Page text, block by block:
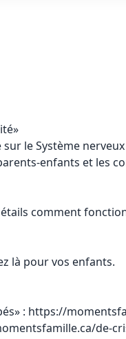
le Système
enfants et les
comment
là pour vos enfants.
: https://
de-